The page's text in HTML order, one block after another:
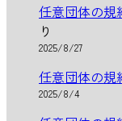
任意団体の規
り
2025/8/27
任意団体の規
2025/8/4